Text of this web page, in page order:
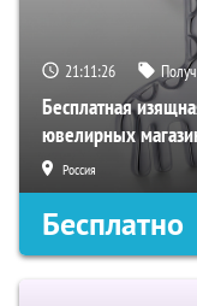
21:11:25
Бесплатная
ювелирных
Россия
Бесплатно